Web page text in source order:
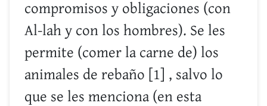
compromisos y obligaciones (con
Al-lah y con los hombres). Se les
permite (comer la carne de) los
animales de rebaño [1] , salvo lo
que se les menciona (en esta